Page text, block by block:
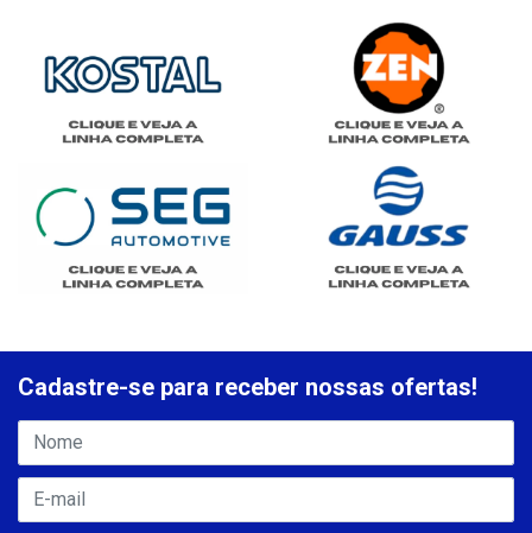
Cadastre-se para receber nossas ofertas!